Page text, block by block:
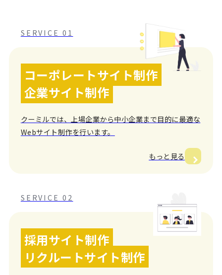
SERVICE 01
コーポレートサイト制作
企業サイト制作
クーミルでは、上場企業から中小企業まで目的に最適な
Webサイト制作を行います。
もっと見る
SERVICE 02
採用サイト制作
リクルートサイト制作